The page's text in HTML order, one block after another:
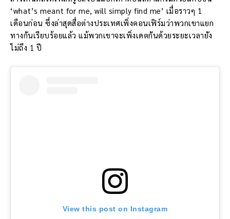
‘what’s meant for me, will simply find me’ เมื่อราวๆ 1
เดือนก่อน ซึ่งล่าสุดสื่อต่างประเทศเพิ่งคอนเฟิร์มว่าพวกเขาแยก
ทางกันเรียบร้อยแล้ว แม้พวกเขาจะเพิ่งเดตกันด้วยระยะเวลายัง
ไม่ถึง 1 ปี
View this post on Instagram